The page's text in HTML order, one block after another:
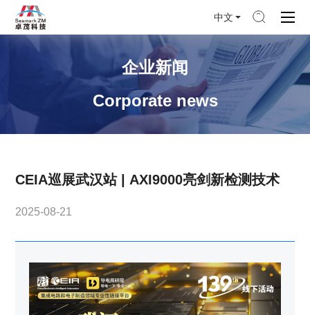
中文
企业新闻
Corporate news
CEIA巡展武汉站 | AXI9000亮剑新检测技术
2025-08-21